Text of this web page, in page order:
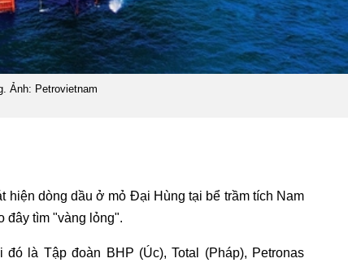
Ảnh: Petrovietnam
hiện dòng dầu ở mỏ Đại Hùng tại bể trầm tích Nam
đây tìm "vàng lỏng".
là Tập đoàn BHP (Úc), Total (Pháp), Petronas